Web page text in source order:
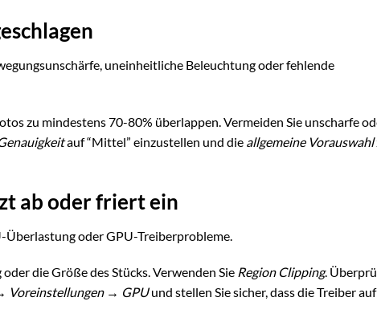
uneinheitliche Beleuchtung oder fehlende
zu mindestens 70-80% überlappen. Vermeiden Sie unscharfe
auf “Mittel” einzustellen und die allgemeine Vorauswahl
ab oder friert ein
Überlastung oder GPU-Treiberprobleme.
die Größe des Stücks. Verwenden Sie Region Clipping.
Voreinstellungen → GPUund stellen Sie sicher, dass die Treiber auf